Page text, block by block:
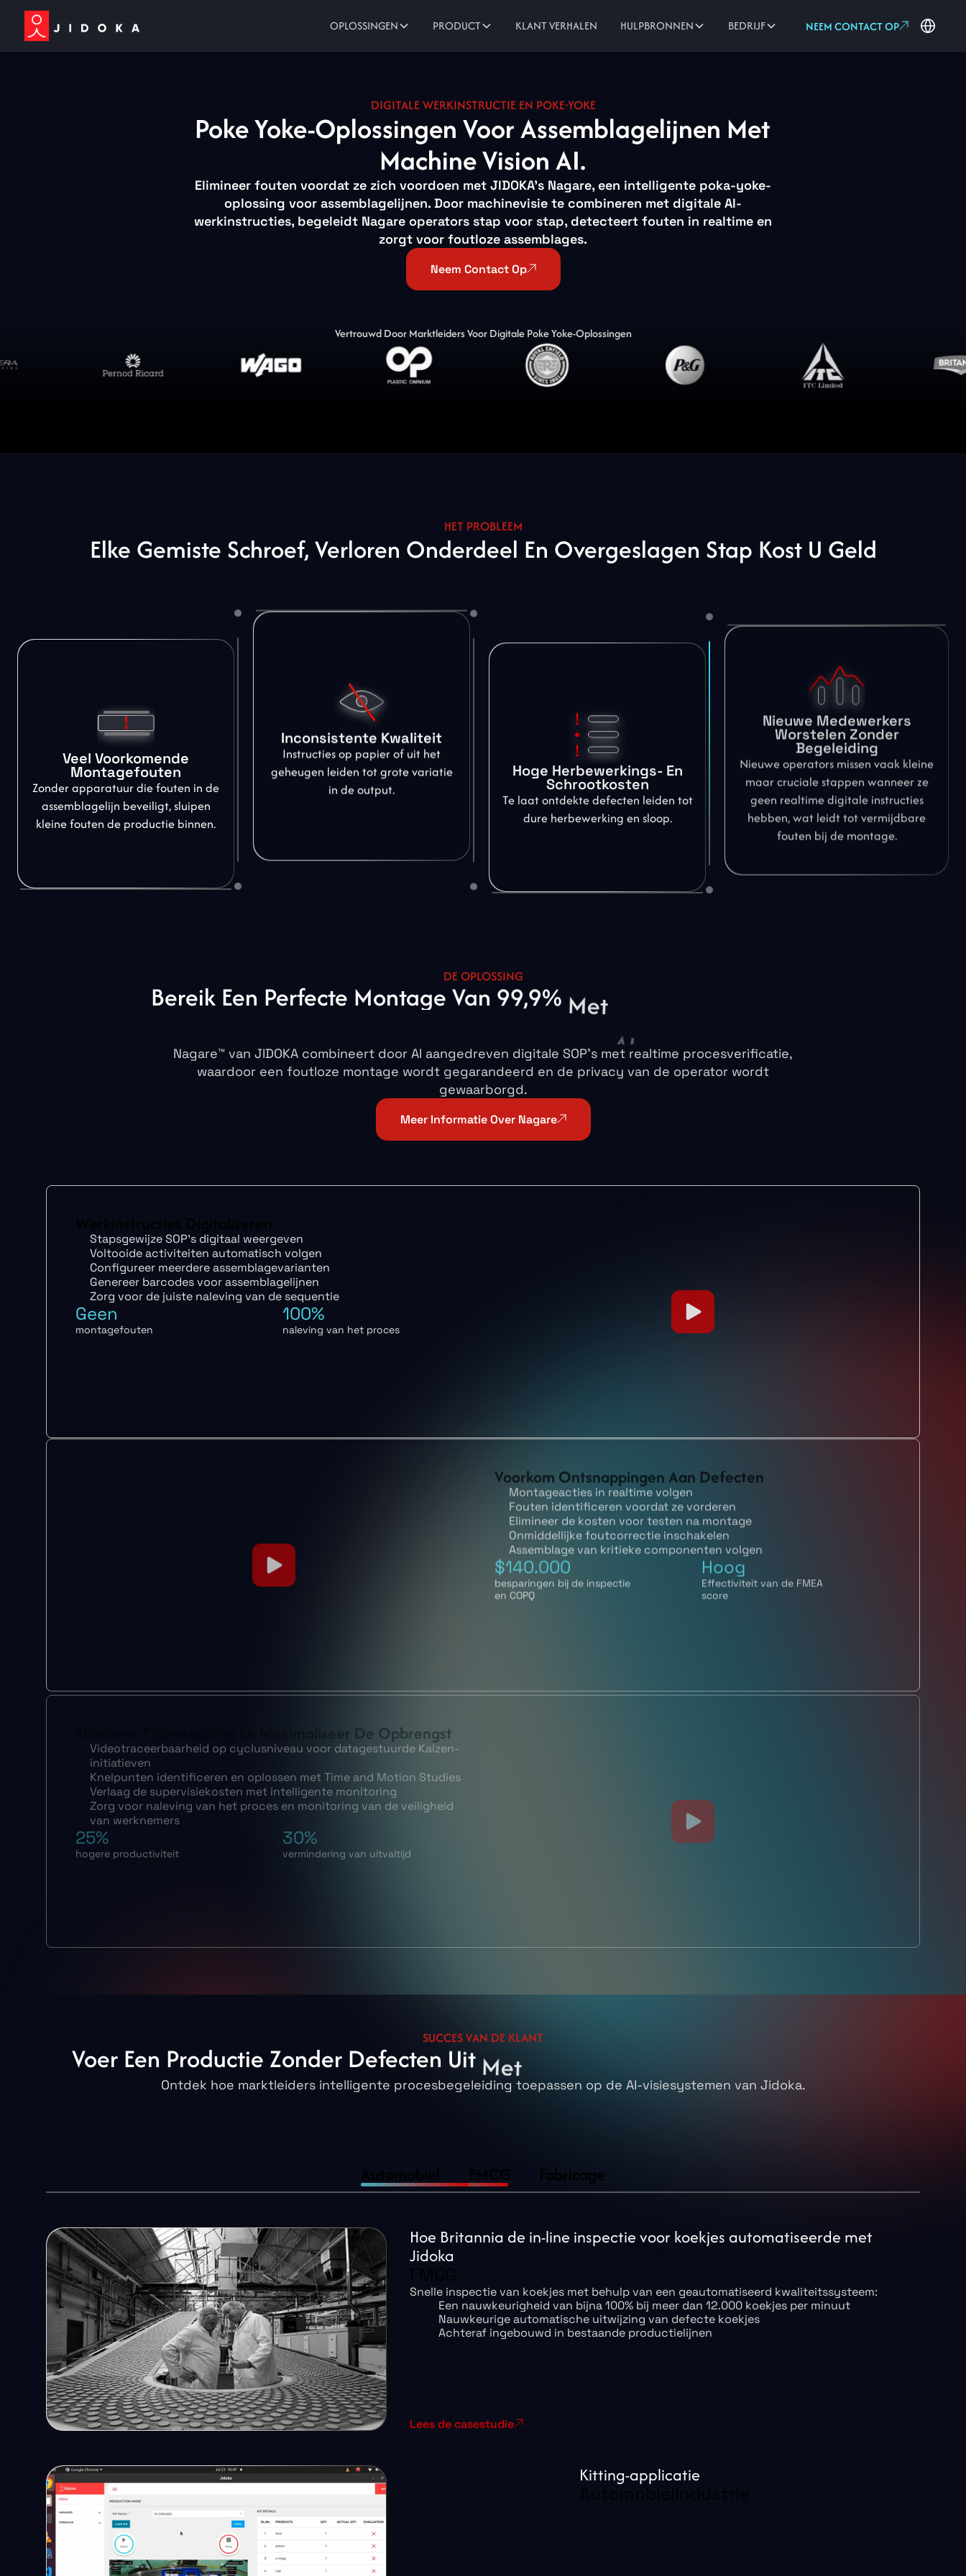
OPLOSSINGEN PRODUCT KLANT VERHALEN HULPBRONNEN BEDRIJF NEEM CONTACT OP
DIGITALE WERKINSTRUCTIE EN POKE-YOKE
Poke Yoke-Oplossingen Voor Assemblagelijnen Met
Machine Vision AI.
Elimineer fouten voordat ze zich voordoen met JIDOKA's Nagare, een intelligente poka-yoke-
oplossing voor assemblagelijnen. Door machinevisie te combineren met digitale AI-
werkinstructies, begeleidt Nagare operators stap voor stap, detecteert fouten in realtime en
zorgt voor foutloze assemblages.
Neem Contact Op
Vertrouwd Door Marktleiders Voor Digitale Poke Yoke-Oplossingen
HET PROBLEEM
Elke Gemiste Schroef,Verloren Onderdeel En Overgeslagen Stap Kost U Geld
Veel Voorkomende
Montagefouten
Zonder apparatuur die fouten in de
assemblagelijn beveiligt, sluipen
kleine fouten de productie binnen.
Inconsistente Kwaliteit
Instructies op papier of uit het
geheugen leiden tot grote variatie
in de output.
Hoge Herbewerkings- En
Schrootkosten
Te laat ontdekte defecten leiden tot
dure herbewerking en sloop.
Nieuwe Medewerkers
Worstelen Zonder
Begeleiding
Nieuwe operators missen vaak kleine
maar cruciale stappen wanneer ze
geen realtime digitale instructies
hebben, wat leidt tot vermijdbare
fouten bij de montage.
DE OPLOSSING
Bereik Een Perfecte MontageVan 99,9% Met
VisualInspection
Nagare™ van JIDOKA combineert door AI aangedreven digitale SOP's met realtime procesverificatie,
waardoor een foutloze montage wordt gegarandeerd en de privacy van de operator wordt
gewaarborgd.
Meer Informatie Over Nagare
Stapsgewijze SOP's digitaal weergeven
Voltooide activiteiten automatisch volgen
Configureer meerdere assemblagevarianten
Genereer barcodes voor assemblagelijnen
Zorg voor de juiste naleving van de sequentie
Geen
montagefouten
100%
naleving van het proces
Voorkom Ontsnappingen Aan Defecten
Montageacties in realtime volgen
Fouten identificeren voordat ze vorderen
Elimineer de kosten voor testen na montage
Onmiddellijke foutcorrectie inschakelen
Assemblage van kritieke componenten volgen
$140.000
besparingen bij de inspectie
en COPQ
Hoog
Effectiviteit van de FMEA
score
Elimineer Tijdverspilling En Maximaliseer De Opbrengst
Videotraceerbaarheid op cyclusniveau voor datagestuurde Kaizen-
initiatieven
Knelpunten identificeren en oplossen met Time and Motion Studies
Verlaag de supervisiekosten met intelligente monitoring
Zorg voor naleving van het proces en monitoring van de veiligheid
van werknemers
25%
hogere productiviteit
30%
vermindering van uitvaltijd
SUCCES VAN DE KLANT
Voer Een Productie Zonder Defecten Uit MetAI-Aangedreven
Ontdek hoe marktleiders intelligente procesbegeleiding toepassen op de AI-visiesystemen van Jidoka.
FMCG Fabricage
Hoe Britannia de in-line inspectie voor koekjes automatiseerde met
Jidoka
Snelle inspectie van koekjes met behulp van een geautomatiseerd kwaliteitssysteem:
Een nauwkeurigheid van bijna 100% bij meer dan 12.000 koekjes per minuut
Nauwkeurige automatische uitwijzing van defecte koekjes
Achteraf ingebouwd in bestaande productielijnen
Lees de casestudie
Kitting-applicatie